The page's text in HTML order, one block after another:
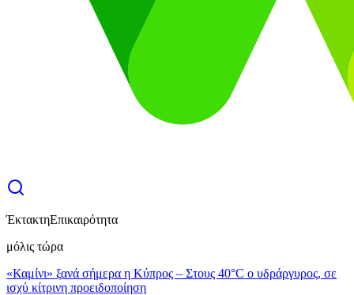
ΈκτακτηΕπικαιρότητα
μόλις τώρα
«Καμίνι» ξανά σήμερα η Κύπρος – Στους 40°C ο υδράργυρος, σε
ισχύ κίτρινη προειδοποίηση